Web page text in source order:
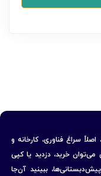
سراغ فناوری، کارخانه و
می‌توان خرید، دزدید یا کپی
ببینید آن‌جا